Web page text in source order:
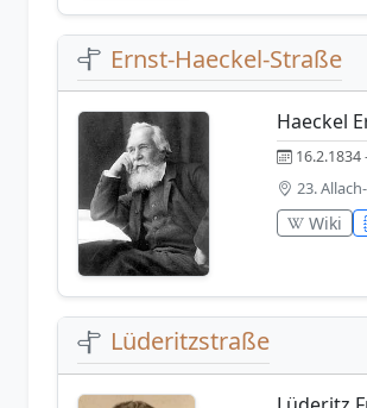
Ernst-Haeckel-Straße
Haeckel
16.2.1834
23.
Wiki
Lüderitzstraße